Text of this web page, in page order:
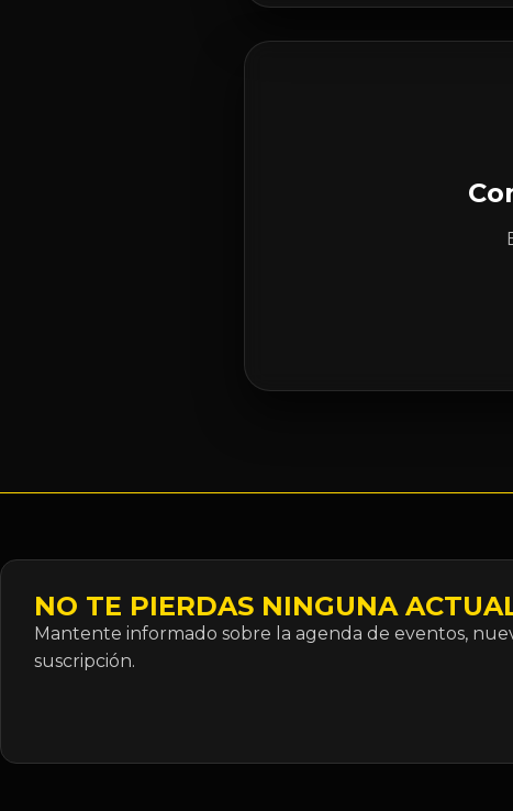
NO TE PIERDAS NINGUNA
Mantente informado sobre la agenda de eventos,
suscripción.